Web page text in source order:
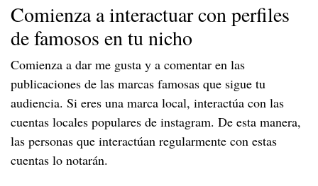
Comienza a interactuar con perfiles
de famosos en tu nicho
Comienza a dar me gusta y a comentar en las
publicaciones de las marcas famosas que sigue tu
audiencia. Si eres una marca local, interactúa con las
cuentas locales populares de instagram. De esta manera,
las personas que interactúan regularmente con estas
cuentas lo notarán.